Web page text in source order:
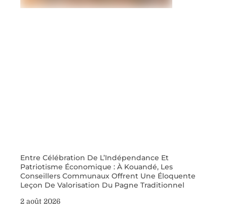
Entre Célébration De L’Indépendance Et
Patriotisme Économique : À Kouandé, Les
Conseillers Communaux Offrent Une Éloquente
Leçon De Valorisation Du Pagne Traditionnel
2 août 2026